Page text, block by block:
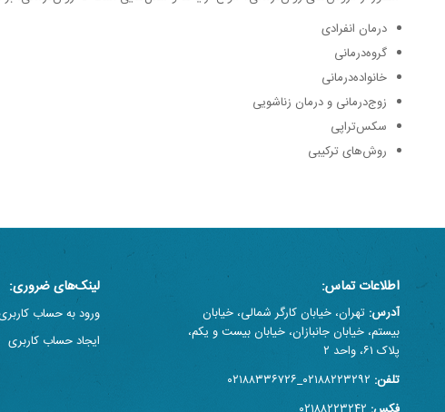
درمان انفرادی
گروه‌درمانی
خانواده‌درمانی
زوج‌درمانی و درمان زناشویی
سکس‌تراپی
روش‌های ترکیبی
اطلاعات تماس:
آدرس: تهران، خیابان کارگر شمالی، خیابان
بیستم، خیابان جانبازان، خیابان بیست و یکم،
پلاک ۶۱، واحد ۲
تلفن:
لینک‌های ضروری:
ورود به حساب
ایجاد حساب کاربری